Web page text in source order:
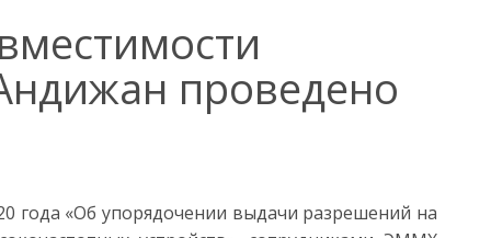
проведено
года «Об упорядочении выдачи разрешений на